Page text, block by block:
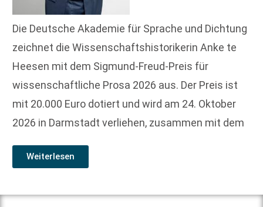
Die Deutsche Akademie für Sprache und Dichtung
zeichnet die Wissenschaftshistorikerin Anke te
Heesen mit dem Sigmund-Freud-Preis für
wissenschaftliche Prosa 2026 aus. Der Preis ist
mit 20.000 Euro dotiert und wird am 24. Oktober
2026 in Darmstadt verliehen, zusammen mit dem
Weiterlesen